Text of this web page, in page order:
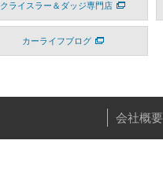
クライスラー＆ダッジ専門店
カーライフブログ
会社概要